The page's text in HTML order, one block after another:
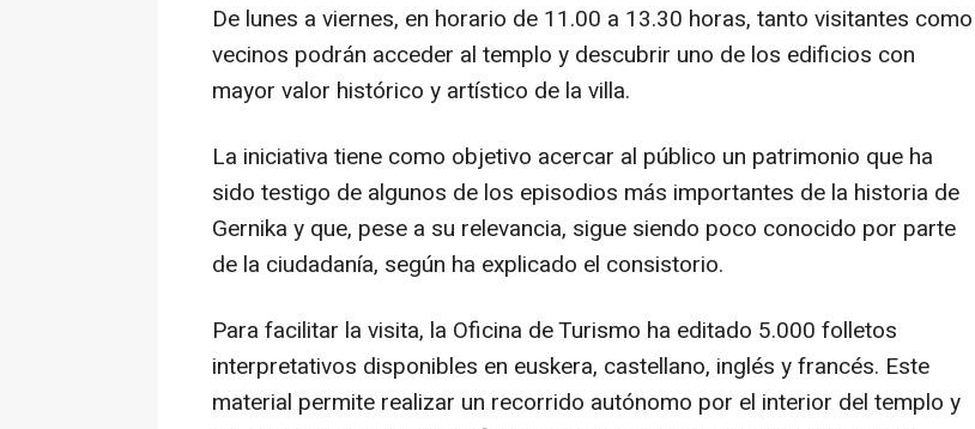
De lunes a viernes, en horario de 11.00 a 13.30 horas, tanto visitantes como
vecinos podrán acceder al templo y descubrir uno de los edificios con
mayor valor histórico y artístico de la villa.
La iniciativa tiene como objetivo acercar al público un patrimonio que ha
sido testigo de algunos de los episodios más importantes de la historia de
Gernika y que, pese a su relevancia, sigue siendo poco conocido por parte
de la ciudadanía, según ha explicado el consistorio.
Para facilitar la visita, la Oficina de Turismo ha editado 5.000 folletos
interpretativos disponibles en euskera, castellano, inglés y francés. Este
material permite realizar un recorrido autónomo por el interior del templo y